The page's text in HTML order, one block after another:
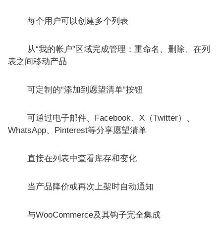
每个用户可以创建多个列表
从“我的帐户”区域完成管理：重命名、删除、在列
表之间移动产品
可定制的“添加到愿望清单”按钮
可通过电子邮件、Facebook、X（Twitter）、
WhatsApp、Pinterest等分享愿望清单
直接在列表中查看库存和变化
当产品降价或再次上架时自动通知
与WooCommerce及其钩子完全集成